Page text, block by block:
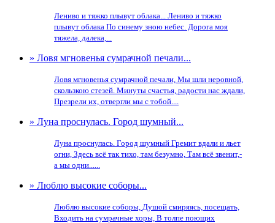
Лениво и тяжко плывут облака... Лениво и тяжко
плывут облака По синему зною небес. Дорога моя
тяжела, далека,...
» Ловя мгновенья сумрачной печали...
Ловя мгновенья сумрачной печали, Мы шли неровной,
скользкою стезей. Минуты счастья, радости нас ждали,
Презрели их, отвергли мы с тобой....
» Луна проснулась. Город шумный...
Луна проснулась. Город шумный Гремит вдали и льет
огни, Здесь всё так тихо, там безумно, Там всё звенит,-
а мы одни......
» Люблю высокие соборы...
Люблю высокие соборы, Душой смиряясь, посещать,
Входить на сумрачные хоры, В толпе поющих